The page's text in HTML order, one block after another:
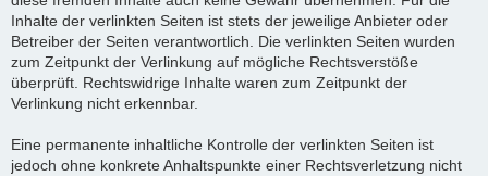
Inhalte der verlinkten Seiten ist stets der jeweilige Anbieter oder
Betreiber der Seiten verantwortlich. Die verlinkten Seiten wurden
zum Zeitpunkt der Verlinkung auf mögliche Rechtsverstöße
überprüft. Rechtswidrige Inhalte waren zum Zeitpunkt der
Verlinkung nicht erkennbar.
Eine permanente inhaltliche Kontrolle der verlinkten Seiten ist
jedoch ohne konkrete Anhaltspunkte einer Rechtsverletzung nicht